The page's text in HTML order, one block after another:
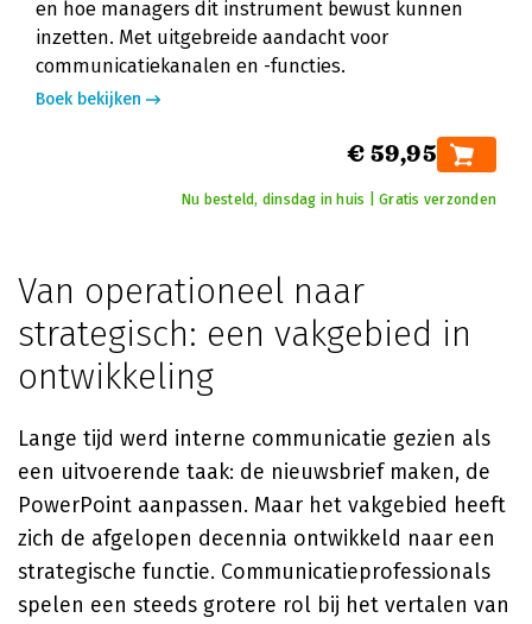
en hoe managers dit instrument bewust kunnen
inzetten. Met uitgebreide aandacht voor
communicatiekanalen en -functies.
Boek bekijken
€ 59,95
Nu besteld, dinsdag in huis | Gratis verzonden
Van operationeel naar
strategisch: een vakgebied in
ontwikkeling
Lange tijd werd interne communicatie gezien als
een uitvoerende taak: de nieuwsbrief maken, de
PowerPoint aanpassen. Maar het vakgebied heeft
zich de afgelopen decennia ontwikkeld naar een
strategische functie. Communicatieprofessionals
spelen een steeds grotere rol bij het vertalen van